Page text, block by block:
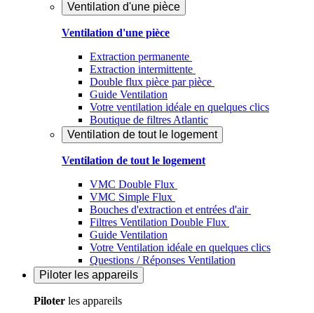
Ventilation d'une pièce
Ventilation d'une pièce
Extraction permanente
Extraction intermittente
Double flux pièce par pièce
Guide Ventilation
Votre ventilation idéale en quelques clics
Boutique de filtres Atlantic
Ventilation de tout le logement
Ventilation de tout le logement
VMC Double Flux
VMC Simple Flux
Bouches d'extraction et entrées d'air
Filtres Ventilation Double Flux
Guide Ventilation
Votre Ventilation idéale en quelques clics
Questions / Réponses Ventilation
Piloter les appareils
Piloter les appareils